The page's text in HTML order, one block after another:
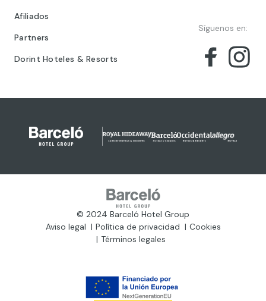
Afiliados
Partners
Dorint Hoteles & Resorts
Síguenos en:
© 2024 Barceló Hotel Group
Aviso legal
Política de privacidad
Cookies
Términos legales